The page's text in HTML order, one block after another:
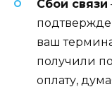
Сбой связи
ваш
получили
оплату,